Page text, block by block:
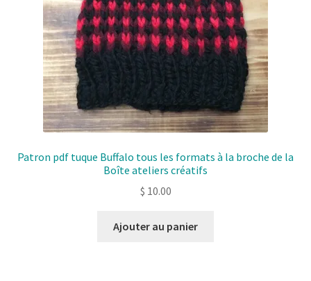
Patron pdf tuque Buffalo tous les formats à la broche de la
Boîte ateliers créatifs
$ 10.00
Ajouter au panier